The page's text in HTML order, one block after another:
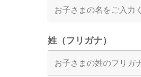
姓（フリガナ）